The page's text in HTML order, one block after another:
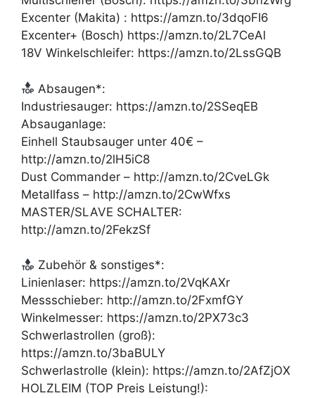
Excenter (Makita) : https://amzn.to/3dqoFI6
Excenter+ (Bosch) https://amzn.to/2L7CeAl
18V Winkelschleifer: https://amzn.to/2LssGQB
Absaugen*:
Industriesauger: https://amzn.to/2SSeqEB
Absauganlage:
Einhell Staubsauger unter 40€ –
http://amzn.to/2lH5iC8
Dust Commander – http://amzn.to/2CveLGk
Metallfass – http://amzn.to/2CwWfxs
MASTER/SLAVE SCHALTER:
http://amzn.to/2FekzSf
Zubehör & sonstiges*:
Linienlaser: https://amzn.to/2VqKAXr
Messschieber: http://amzn.to/2FxmfGY
Winkelmesser: https://amzn.to/2PX73c3
Schwerlastrollen (groß):
https://amzn.to/3baBULY
Schwerlastrolle (klein): https://amzn.to/2AfZjOX
HOLZLEIM (TOP Preis Leistung!):